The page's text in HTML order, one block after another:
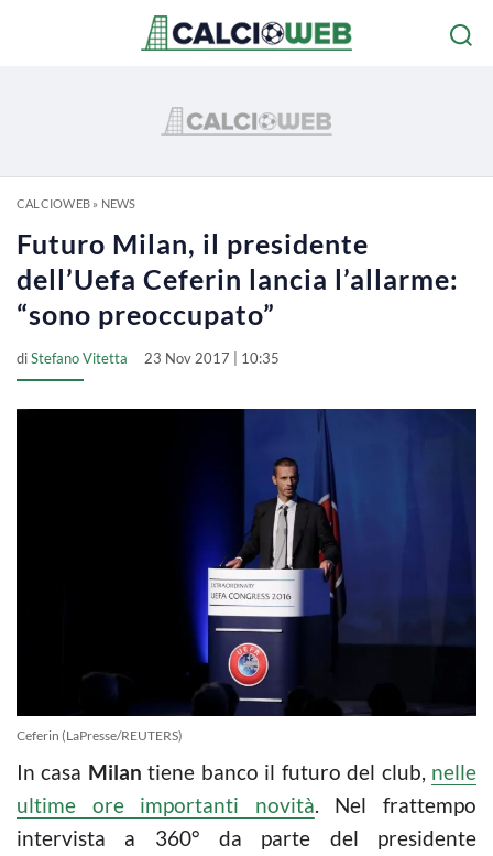
CALCIOWEB» NEWS
Futuro Milan, il presidente
dell’Uefa Ceferin lancia l’allarme:
“sono preoccupato”
diStefano Vitetta 23 Nov 2017 | 10:35
Ceferin (LaPresse/REUTERS)
In casa Milan tiene banco il futuro del club, nelle
ultime ore importanti novità. Nel frattempo
intervista a 360° da parte del presidente